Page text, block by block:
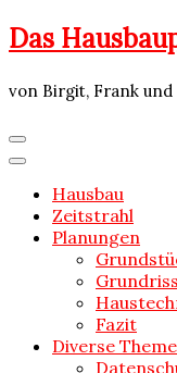
Skip
to
Das
von Birgit, Frank und
Hausbau
Zeitstrahl
Planungen
Fazit
Diverse